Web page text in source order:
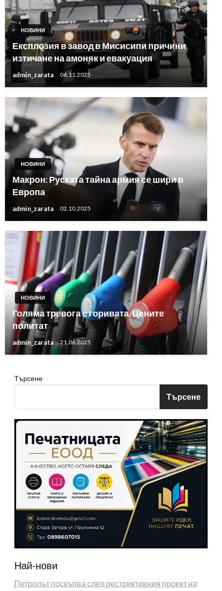
НОВИНИ
Експлозия в завод в Мисисипи причини
изтичане на амоняк и евакуация
admin_zarata 06.11.2025
НОВИНИ
Макрон: Руската тайна армия се шири в
Европа
admin_zarata 02.10.2025
НОВИНИ
Голяма тревога с горивата. Цените
политат
admin_zarata 21.06.2025
Търсене
Търсене
Най-нови
Петролът поскъпва след рестриктивния проект на